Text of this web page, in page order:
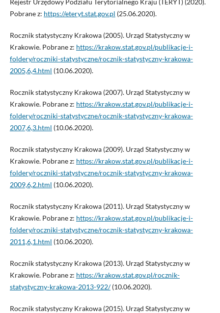
Pobrane z: https://eteryt.stat.gov.pl (25.06.2020).
Rocznik statystyczny Krakowa (2005). Urząd Statystyczny w
Krakowie. Pobrane z: https://krakow.stat.gov.pl/publikacje-i-
foldery/roczniki-statystyczne/rocznik-statystyczny-krakowa-
2005,6,4.html (10.06.2020).
Rocznik statystyczny Krakowa (2007). Urząd Statystyczny w
Krakowie. Pobrane z: https://krakow.stat.gov.pl/publikacje-i-
foldery/roczniki-statystyczne/rocznik-statystyczny-krakowa-
2007,6,3.html (10.06.2020).
Rocznik statystyczny Krakowa (2009). Urząd Statystyczny w
Krakowie. Pobrane z: https://krakow.stat.gov.pl/publikacje-i-
foldery/roczniki-statystyczne/rocznik-statystyczny-krakowa-
2009,6,2.html (10.06.2020).
Rocznik statystyczny Krakowa (2011). Urząd Statystyczny w
Krakowie. Pobrane z: https://krakow.stat.gov.pl/publikacje-i-
foldery/roczniki-statystyczne/rocznik-statystyczny-krakowa-
2011,6,1.html (10.06.2020).
Rocznik statystyczny Krakowa (2013). Urząd Statystyczny w
Krakowie. Pobrane z: https://krakow.stat.gov.pl/rocznik-
statystyczny-krakowa-2013-922/(10.06.2020).
Rocznik statystyczny Krakowa (2015). Urząd Statystyczny w